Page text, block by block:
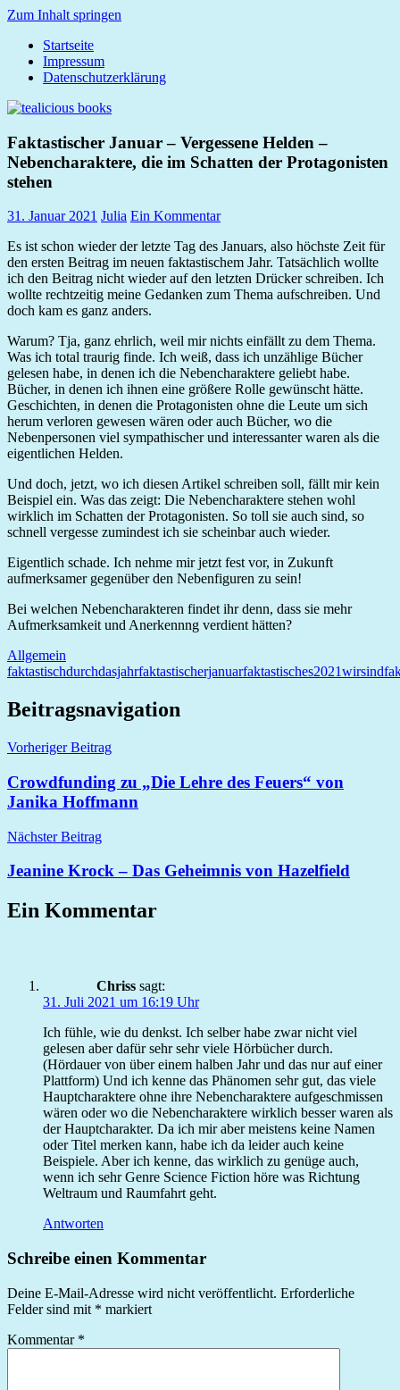
Zum Inhalt springen
tealicious
books
Startseite
Impressum
Datenschutzerklärung
Faktastischer Januar – Vergessene Helden –
Nebencharaktere, die im Schatten der Protagonisten
stehen
31. Januar 2021 Julia Ein Kommentar
Es ist schon wieder der letzte Tag des Januars, also höchste Zeit für
den ersten Beitrag im neuen faktastischem Jahr. Tatsächlich wollte
ich den Beitrag nicht wieder auf den letzten Drücker schreiben. Ich
wollte rechtzeitig meine Gedanken zum Thema aufschreiben. Und
doch kam es ganz anders.
Warum? Tja, ganz ehrlich, weil mir nichts einfällt zu dem Thema.
Was ich total traurig finde. Ich weiß, dass ich unzählige Bücher
gelesen habe, in denen ich die Nebencharaktere geliebt habe.
Bücher, in denen ich ihnen eine größere Rolle gewünscht hätte.
Geschichten, in denen die Protagonisten ohne die Leute um sich
herum verloren gewesen wären oder auch Bücher, wo die
Nebenpersonen viel sympathischer und interessanter waren als die
eigentlichen Helden.
Und doch, jetzt, wo ich diesen Artikel schreiben soll, fällt mir kein
Beispiel ein. Was das zeigt: Die Nebencharaktere stehen wohl
wirklich im Schatten der Protagonisten. So toll sie auch sind, so
schnell vergesse zumindest ich sie scheinbar auch wieder.
Eigentlich schade. Ich nehme mir jetzt fest vor, in Zukunft
aufmerksamer gegenüber den Nebenfiguren zu sein!
Bei welchen Nebencharakteren findet ihr denn, dass sie mehr
Aufmerksamkeit und Anerkennng verdient hätten?
Allgemein
faktastischdurchdasjahrfaktastischerjanuarfaktastisches2021
Beitragsnavigation
Vorheriger Beitrag
Crowdfunding zu „Die Lehre des Feuers“ von
Janika Hoffmann
Nächster Beitrag
Jeanine Krock – Das Geheimnis von Hazelfield
Ein Kommentar
Chriss sagt:
31. Juli 2021 um 16:19 Uhr
Ich fühle, wie du denkst. Ich selber habe zwar nicht viel
gelesen aber dafür sehr sehr viele Hörbücher durch.
(Hördauer von über einem halben Jahr und das nur auf einer
Plattform) Und ich kenne das Phänomen sehr gut, das viele
Hauptcharaktere ohne ihre Nebencharaktere aufgeschmissen
wären oder wo die Nebencharaktere wirklich besser waren als
der Hauptcharakter. Da ich mir aber meistens keine Namen
oder Titel merken kann, habe ich da leider auch keine
Beispiele. Aber ich kenne, das wirklich zu genüge auch,
wenn ich sehr Genre Science Fiction höre was Richtung
Weltraum und Raumfahrt geht.
Antworten
Schreibe einen Kommentar
Deine E-Mail-Adresse wird nicht veröffentlicht. Erforderliche
Felder sind mit * markiert
Kommentar *